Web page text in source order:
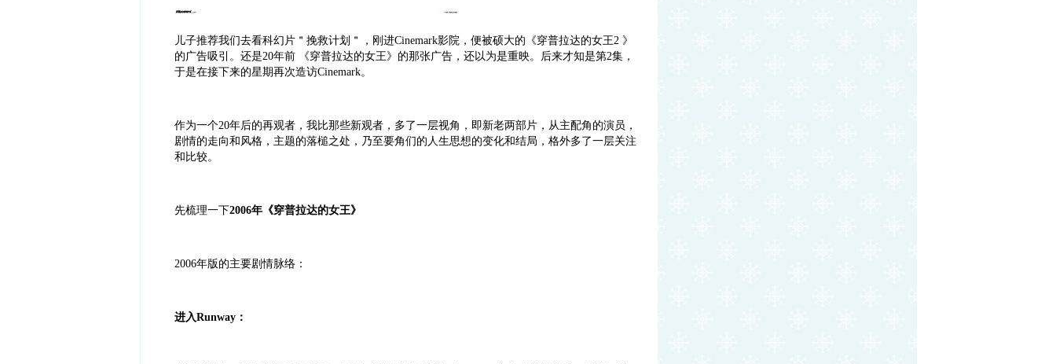
儿子推荐我们去看科幻片＂挽救计划＂，刚进Cinemark影院，便被硕大的《穿普拉达的女王2 》
的广告吸引。还是20年前 《穿普拉达的女王》的那张广告，还以为是重映。后来才知是第2集，
于是在接下来的星期再次造访Cinemark。
作为一个20年后的再观者，我比那些新观者，多了一层视角，即新老两部片，从主配角的演员，
剧情的走向和风格，主题的落槌之处，乃至要角们的人生思想的变化和结局，格外多了一层关注
和比较。
先梳理一下2006年《穿普拉达的女王》
2006年版的主要剧情脉络：
进入Runway：